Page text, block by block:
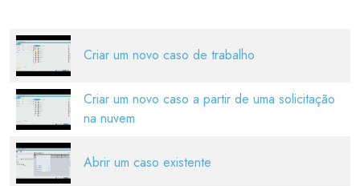
Criar um novo caso de trabalho
Criar um novo caso a partir de uma solicitação
na nuvem
Abrir um caso existente